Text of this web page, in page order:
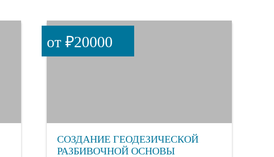
СОЗДАНИЕ ГЕОДЕЗИЧЕСКОЙ
РАЗБИВОЧНОЙ ОСНОВЫ
от ₽20000